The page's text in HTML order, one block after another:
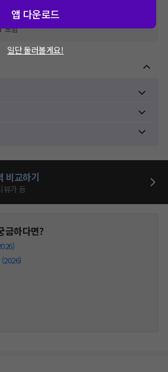
합적인 비용이 추가되어, 병원마다 금액이 다르게
니다.)
포함
비교하기
뷰가 등
금하다면?
앱 다운로드
일단 둘러볼게요!